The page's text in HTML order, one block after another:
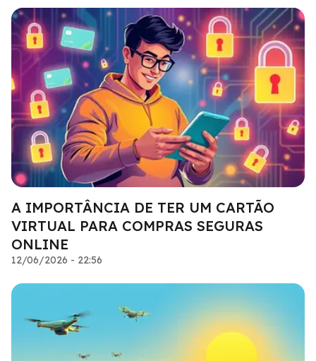
A IMPORTÂNCIA DE TER UM CARTÃO
VIRTUAL PARA COMPRAS SEGURAS
ONLINE
12/06/2026 - 22:56